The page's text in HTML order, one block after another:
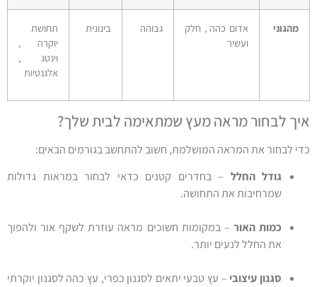
מהגוני
אדום כהה , חלק
ועשיר
גבוהה בינונית
תחושת
יוקרה ,
וינטג ,
אלגנטיות
איך לבחור מראה מעץ שמתאימה לבית שלך?
כדי לבחור את המראה המושלמת, חשוב להתחשב בגורמים הבאים:
גודל החלל – בחדרים קטנים כדאי לבחור במראות גדולות
שמרחיבות את התחושה.
כמות האור – במקומות חשוכים מראה עוזרת לשקף אור ולהפוך
את החלל לנעים יותר.
סגנון עיצובי – עץ טבעי יתאים לסגנון כפרי, עץ כהה לסגנון יוקרתי